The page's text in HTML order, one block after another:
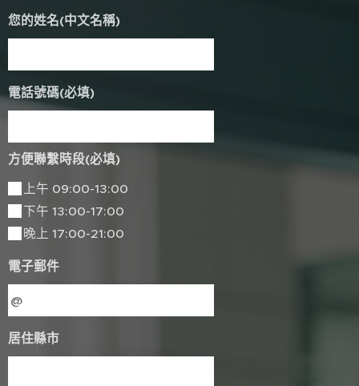
您的姓名(中文名稱)
電話號碼(必填)
方便聯繫時段(必填)
上午 09:00-13:00
下午 13:00-17:00
晚上 17:00-21:00
電子郵件
居住縣市